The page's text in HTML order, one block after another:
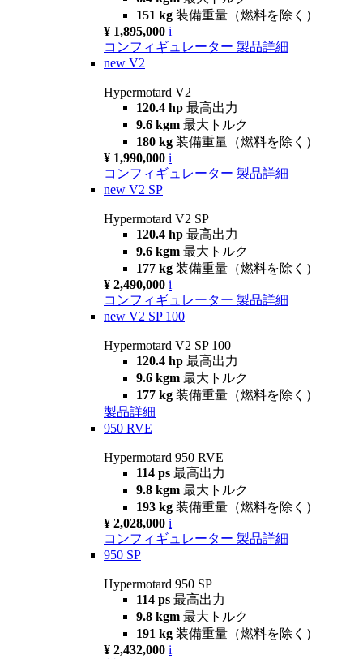
151 kg 装備重量（燃料を除く）
¥ 1,895,000 i
コンフィギュレーター 製品詳細
new V2
Hypermotard V2
120.4 hp 最高出力
9.6 kgm 最大トルク
180 kg 装備重量（燃料を除く）
¥ 1,990,000 i
コンフィギュレーター 製品詳細
new V2 SP
Hypermotard V2 SP
120.4 hp 最高出力
9.6 kgm 最大トルク
177 kg 装備重量（燃料を除く）
¥ 2,490,000 i
コンフィギュレーター 製品詳細
new V2 SP 100
Hypermotard V2 SP 100
120.4 hp 最高出力
9.6 kgm 最大トルク
177 kg 装備重量（燃料を除く）
製品詳細
950 RVE
Hypermotard 950 RVE
114 ps 最高出力
9.8 kgm 最大トルク
193 kg 装備重量（燃料を除く）
¥ 2,028,000 i
コンフィギュレーター 製品詳細
950 SP
Hypermotard 950 SP
114 ps 最高出力
9.8 kgm 最大トルク
191 kg 装備重量（燃料を除く）
¥ 2,432,000 i